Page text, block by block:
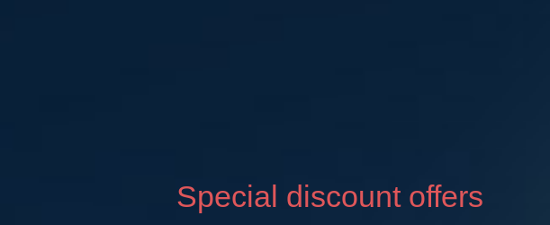
Special discount offers